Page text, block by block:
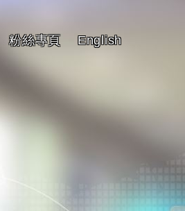
粉絲專頁 English